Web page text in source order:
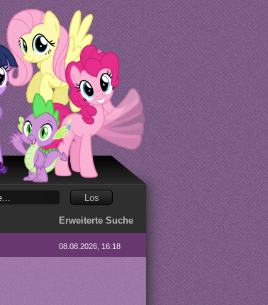
Erweiterte Suche
08.08.2026, 16:18